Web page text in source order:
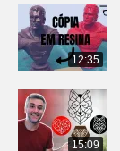
12:35
15:09